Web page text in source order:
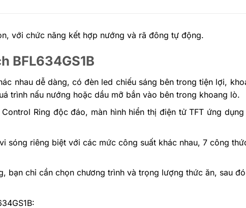
với chức năng kết hợp nướng và rã đông tự động.
BFL634GS1B
nhau dễ dàng, có đèn led chiếu sáng bên trong tiện lợi,
trình nấu nướng hoặc dầu mỡ bắn vào bên trong khoang lò.
Ring độc đáo, màn hình hiển thị điện tử TFT ứng
sóng riêng biệt với các mức công suất khác nhau, 7 công
bạn chỉ cần chọn chương trình và trọng lượng thức ăn, sau